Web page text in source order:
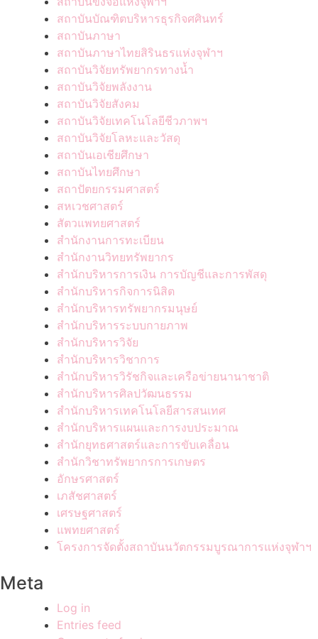
สถาบันบัณฑิตบริหารธุรกิจศศินทร์
สถาบันภาษา
สถาบันภาษาไทยสิรินธรแห่งจุฬาฯ
สถาบันวิจัยทรัพยากรทางน้ำ
สถาบันวิจัยพลังงาน
สถาบันวิจัยสังคม
สถาบันวิจัยเทคโนโลยีชีวภาพฯ
สถาบันวิจัยโลหะและวัสดุ
สถาบันเอเชียศึกษา
สถาบันไทยศึกษา
สถาปัตยกรรมศาสตร์
สหเวชศาสตร์
สัตวแพทยศาสตร์
สำนักงานการทะเบียน
สำนักงานวิทยทรัพยากร
สำนักบริหารการเงิน การบัญชีและการพัสดุ
สำนักบริหารกิจการนิสิต
สำนักบริหารทรัพยากรมนุษย์
สำนักบริหารระบบกายภาพ
สำนักบริหารวิจัย
สำนักบริหารวิชาการ
สำนักบริหารวิรัชกิจและเครือข่ายนานาชาติ
สำนักบริหารศิลปวัฒนธรรม
สำนักบริหารเทคโนโลยีสารสนเทศ
สำนักบริหารแผนและการงบประมาณ
สำนักยุทธศาสตร์และการขับเคลื่อน
สำนักวิชาทรัพยากรการเกษตร
อักษรศาสตร์
เภสัชศาสตร์
เศรษฐศาสตร์
แพทยศาสตร์
โครงการจัดตั้งสถาบันนวัตกรรมบูรณาการแห่งจุฬาฯ
Meta
Log in
Entries feed